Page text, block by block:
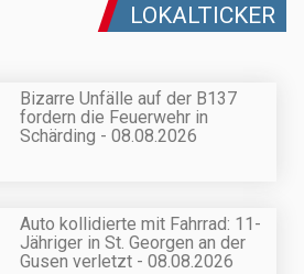
LOKALTICKER
Bizarre Unfälle auf der B137
fordern die Feuerwehr in
Schärding - 08.08.2026
Auto kollidierte mit Fahrrad: 11-
Jähriger in St. Georgen an der
Gusen verletzt - 08.08.2026